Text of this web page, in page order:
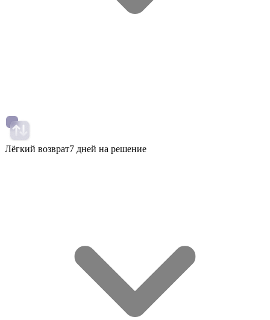
Лёгкий возврат7 дней на решение